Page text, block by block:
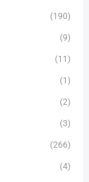
(190)
(9)
(11)
(1)
(2)
(3)
(266)
(4)